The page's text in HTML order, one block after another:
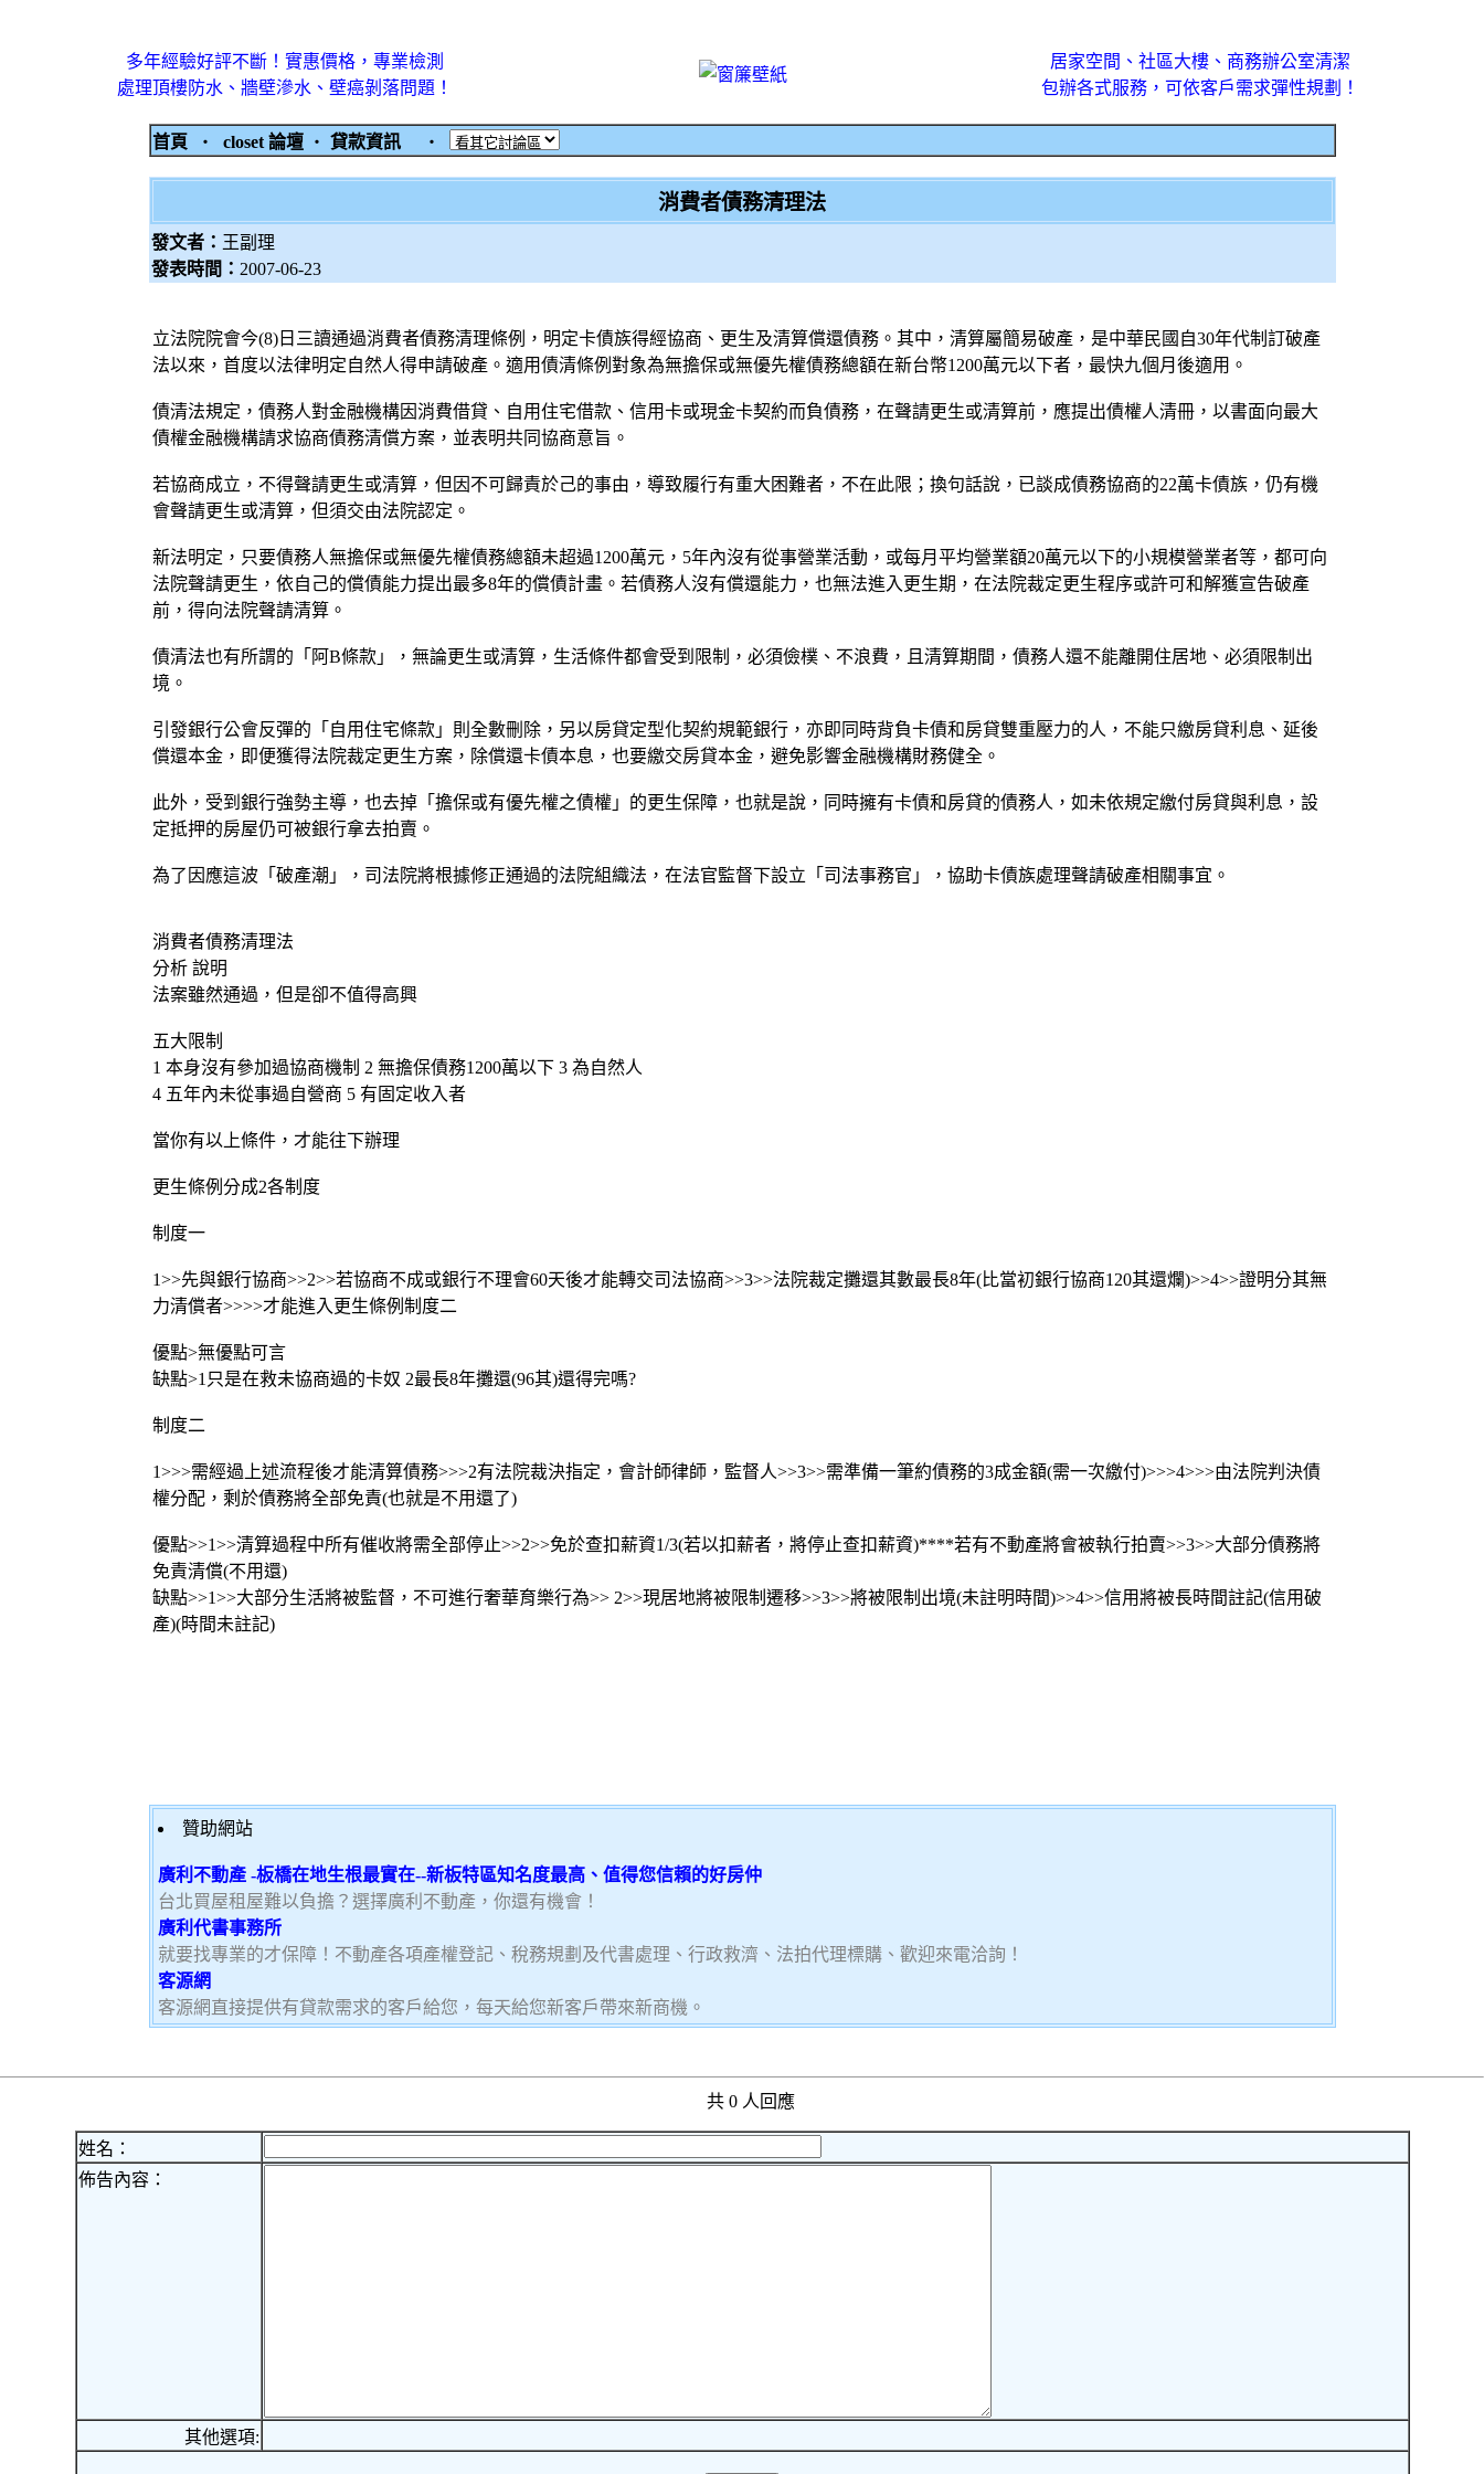
多年經驗好評不斷！實惠價格，專業檢測
處理頂樓防水、牆壁滲水、壁癌剝落問題！
居家空間、社區大樓、商務辦公室清潔
包辦各式服務，可依客戶需求彈性規劃！
首頁 ‧ closet 論壇 ‧ 貸款資訊 ‧
消費者債務清理法
發文者： 王副理
發表時間： 2007-06-23
立法院院會今(8)日三讀通過消費者債務清理條例，明定卡債族得經協商、更生及清算償還債務。其中，清算屬簡易破產，是中華民國自30年代制訂破產
法以來，首度以法律明定自然人得申請破產。適用債清條例對象為無擔保或無優先權債務總額在新台幣1200萬元以下者，最快九個月後適用。
債清法規定，債務人對金融機構因消費借貸、自用住宅借款、信用卡或現金卡契約而負債務，在聲請更生或清算前，應提出債權人清冊，以書面向最大
債權金融機構請求協商債務清償方案，並表明共同協商意旨。
若協商成立，不得聲請更生或清算，但因不可歸責於己的事由，導致履行有重大困難者，不在此限；換句話說，已談成債務協商的22萬卡債族，仍有機
會聲請更生或清算，但須交由法院認定。
新法明定，只要債務人無擔保或無優先權債務總額未超過1200萬元，5年內沒有從事營業活動，或每月平均營業額20萬元以下的小規模營業者等，都可向
法院聲請更生，依自己的償債能力提出最多8年的償債計畫。若債務人沒有償還能力，也無法進入更生期，在法院裁定更生程序或許可和解獲宣告破產
前，得向法院聲請清算。
債清法也有所謂的「阿B條款」，無論更生或清算，生活條件都會受到限制，必須儉樸、不浪費，且清算期間，債務人還不能離開住居地、必須限制出
境。
引發銀行公會反彈的「自用住宅條款」則全數刪除，另以房貸定型化契約規範銀行，亦即同時背負卡債和房貸雙重壓力的人，不能只繳房貸利息、延後
償還本金，即便獲得法院裁定更生方案，除償還卡債本息，也要繳交房貸本金，避免影響金融機構財務健全。
此外，受到銀行強勢主導，也去掉「擔保或有優先權之債權」的更生保障，也就是說，同時擁有卡債和房貸的債務人，如未依規定繳付房貸與利息，設
定抵押的房屋仍可被銀行拿去拍賣。
為了因應這波「破產潮」，司法院將根據修正通過的法院組織法，在法官監督下設立「司法事務官」，協助卡債族處理聲請破產相關事宜。
消費者債務清理法
分析 說明
法案雖然通過，但是卻不值得高興
五大限制
1 本身沒有參加過協商機制 2 無擔保債務1200萬以下 3 為自然人
4 五年內未從事過自營商 5 有固定收入者
當你有以上條件，才能往下辦理
更生條例分成2各制度
制度一
1>>先與銀行協商>>2>>若協商不成或銀行不理會60天後才能轉交司法協商>>3>>法院裁定攤還其數最長8年(比當初銀行協商120其還爛)>>4>>證明分其無
力清償者>>>>才能進入更生條例制度二
優點>無優點可言
缺點>1只是在救未協商過的卡奴 2最長8年攤還(96其)還得完嗎?
制度二
1>>>需經過上述流程後才能清算債務>>>2有法院裁決指定，會計師律師，監督人>>3>>需準備一筆約債務的3成金額(需一次繳付)>>>4>>>由法院判決債
權分配，剩於債務將全部免責(也就是不用還了)
優點>>1>>清算過程中所有催收將需全部停止>>2>>免於查扣薪資1/3(若以扣薪者，將停止查扣薪資)****若有不動產將會被執行拍賣>>3>>大部分債務將
免責清償(不用還)
缺點>>1>>大部分生活將被監督，不可進行奢華育樂行為>> 2>>現居地將被限制遷移>>3>>將被限制出境(未註明時間)>>4>>信用將被長時間註記(信用破
產)(時間未註記)
贊助網站
廣利不動產 -板橋在地生根最實在--新板特區知名度最高、值得您信賴的好房仲
台北買屋租屋難以負擔？選擇廣利不動產，你還有機會！
廣利代書事務所
就要找專業的才保障！不動產各項產權登記、稅務規劃及代書處理、行政救濟、法拍代理標購、歡迎來電洽詢！
客源網
客源網直接提供有貸款需求的客戶給您，每天給您新客戶帶來新商機。
共 0 人回應
姓名：
佈告內容：
其他選項: